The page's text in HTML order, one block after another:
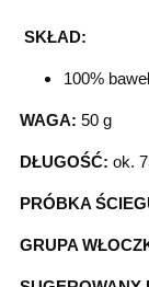
SKŁAD:
100%
WAGA: 50 g
DŁUGOŚĆ: ok.
PRÓBKA
GRUPA